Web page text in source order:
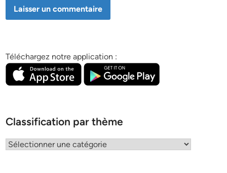
Téléchargez notre application :
Classification par thème
Classification